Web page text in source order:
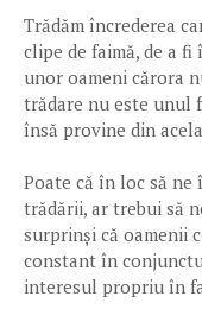
Trădăm încrederea
clipe de faimă, de a
unor oameni cărora
trădare nu este unul
însă provine din
Poate că în loc să ne
trădării, ar trebui să
surprinși că oamenii
constant în
interesul propriu în